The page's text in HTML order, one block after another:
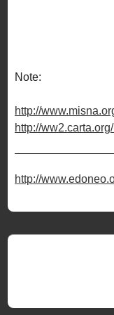
Note:
http://
http://
http://